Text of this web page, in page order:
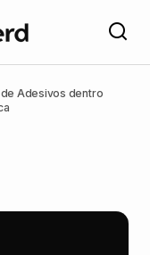
Adesivos dentro